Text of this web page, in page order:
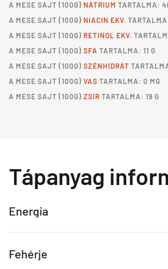
A MESE SAJT (100G) NÁTRIUM TARTALMA:
A MESE SAJT (100G) NIACIN EKV.
A MESE SAJT (100G) RETINOL EKV.
A MESE SAJT (100G) SFA TARTALMA: 11 G
A MESE SAJT (100G) SZÉNHIDRÁT
A MESE SAJT (100G) VAS TARTALMA: 0 MG
A MESE SAJT (100G) ZSÍR TARTALMA: 19 G
Tápanyag
Energia
Fehérje